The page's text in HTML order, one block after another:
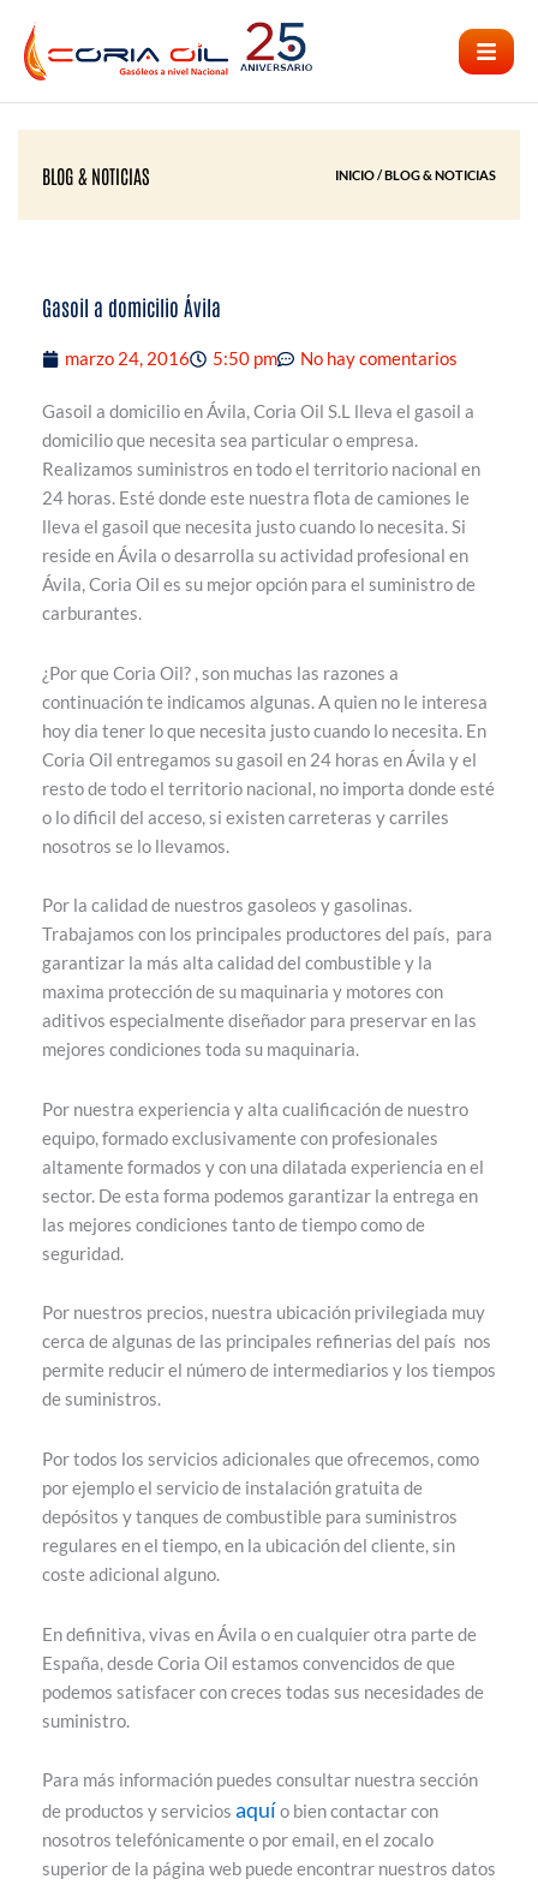
contenido
BLOG & NOTICIAS INICIO / BLOG & NOTICIAS
Gasoil a domicilio Ávila
marzo 24, 2016 5:50 pm No hay comentarios
Gasoil a domicilio en Ávila, Coria Oil S.L lleva el gasoil a
domicilio que necesita sea particular o empresa.
Realizamos suministros en todo el territorio nacional en
24 horas. Esté donde este nuestra flota de camiones le
lleva el gasoil que necesita justo cuando lo necesita. Si
reside en Ávila o desarrolla su actividad profesional en
Ávila, Coria Oil es su mejor opción para el suministro de
carburantes.
¿Por que Coria Oil? , son muchas las razones a
continuación te indicamos algunas. A quien no le interesa
hoy dia tener lo que necesita justo cuando lo necesita. En
Coria Oil entregamos su gasoil en 24 horas en Ávila y el
resto de todo el territorio nacional, no importa donde esté
o lo dificil del acceso, si existen carreteras y carriles
nosotros se lo llevamos.
Por la calidad de nuestros gasoleos y gasolinas.
Trabajamos con los principales productores del país, para
garantizar la más alta calidad del combustible y la
maxima protección de su maquinaria y motores con
aditivos especialmente diseñador para preservar en las
mejores condiciones toda su maquinaria.
Por nuestra experiencia y alta cualificación de nuestro
equipo, formado exclusivamente con profesionales
altamente formados y con una dilatada experiencia en el
sector. De esta forma podemos garantizar la entrega en
las mejores condiciones tanto de tiempo como de
seguridad.
Por nuestros precios, nuestra ubicación privilegiada muy
cerca de algunas de las principales refinerias del país nos
permite reducir el número de intermediarios y los tiempos
de suministros.
Por todos los servicios adicionales que ofrecemos, como
por ejemplo el servicio de instalación gratuita de
depósitos y tanques de combustible para suministros
regulares en el tiempo, en la ubicación del cliente, sin
coste adicional alguno.
En definitiva, vivas en Ávila o en cualquier otra parte de
España, desde Coria Oil estamos convencidos de que
podemos satisfacer con creces todas sus necesidades de
suministro.
Para más información puedes consultar nuestra sección
de productos y servicios aquí o bien contactar con
nosotros telefónicamente o por email, en el zocalo
superior de la página web puede encontrar nuestros datos